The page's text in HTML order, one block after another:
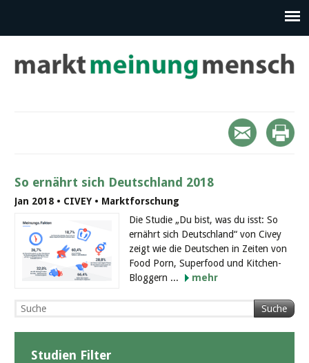
So ernährt sich Deutschland 2018
Jan 2018 • CIVEY • Marktforschung
Die Studie „Du bist, was du isst: So
ernährt sich Deutschland“ von Civey
zeigt wie die Deutschen in Zeiten von
Food Porn, Superfood und Kitchen-
Bloggern ...
mehr
Suche
Studien Filter